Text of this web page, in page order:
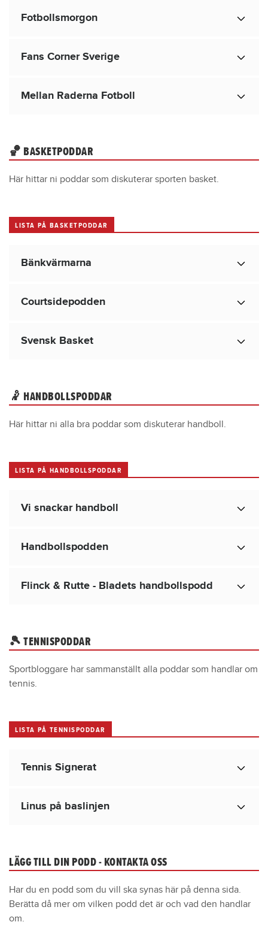
Fotbollsmorgon
Fans Corner Sverige
Mellan Raderna Fotboll
🏀 BASKETPODDAR
Här hittar ni poddar som diskuterar sporten basket.
LISTA PÅ BASKETPODDAR
Bänkvärmarna
Courtsidepodden
Svensk Basket
🤾 HANDBOLLSPODDAR
Här hittar ni alla bra poddar som diskuterar handboll.
LISTA PÅ HANDBOLLSPODDAR
Vi snackar handboll
Handbollspodden
Flinck & Rutte - Bladets handbollspodd
🎾 TENNISPODDAR
Sportbloggare har sammanställt alla poddar som handlar om
tennis.
LISTA PÅ TENNISPODDAR
Tennis Signerat
Linus på baslinjen
LÄGG TILL DIN PODD - KONTAKTA OSS
Har du en podd som du vill ska synas här på denna sida.
Berätta då mer om vilken podd det är och vad den handlar
om.